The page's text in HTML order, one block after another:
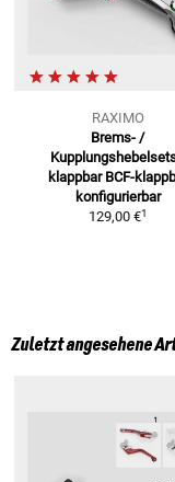
RAXIMO
Brems- /
klappbar BCF-
konfigurierbar
129,00 €1
Zuletzt angesehene